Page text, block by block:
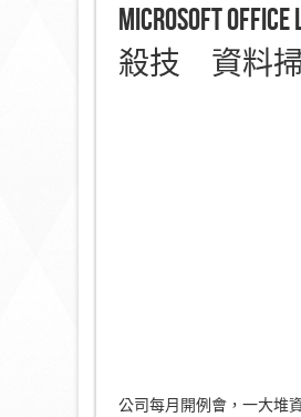
Microsoft Office
殺技 資料
公司每月開例會，一大堆